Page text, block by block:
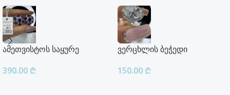
ამეთვისტოს საყურე
390.00 ₾
ვერცხლის ბეჭედი
150.00 ₾